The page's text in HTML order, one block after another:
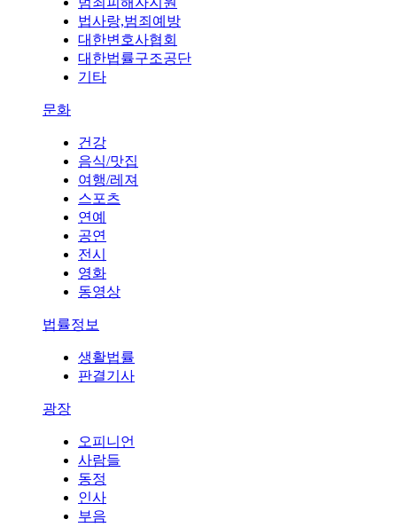
법사랑,범죄예방
대한변호사협회
대한법률구조공단
기타
문화
건강
음식/맛집
여행/레져
스포츠
연예
공연
전시
영화
동영상
법률정보
생활법률
판결기사
광장
오피니언
사람들
동정
인사
부음